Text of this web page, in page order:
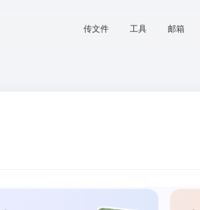
传文件 工具 邮箱